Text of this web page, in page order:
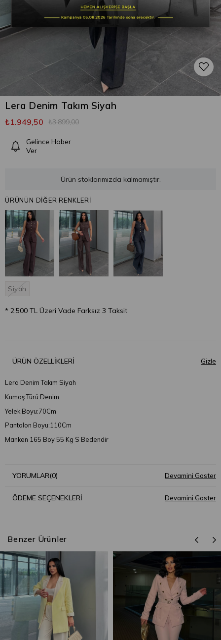
Lera Denim Takım Siyah
₺3.899,00
₺1.949,50
Gelince Haber
Ver
Ürün stoklarımızda kalmamıştır.
ÜRÜNÜN DİĞER RENKLERİ
Siyah
* 2.500 TL Üzeri Vade Farksız 3 Taksit
ÜRÜN ÖZELLIKLERI
Lera Denim Takım Siyah
Kumaş Türü:Denim
Yelek Boyu:70Cm
Pantolon Boyu:110Cm
Manken 165 Boy 55 Kg S Bedendir
YORUMLAR(0)
ÖDEME SEÇENEKLERI
Benzer Ürünler